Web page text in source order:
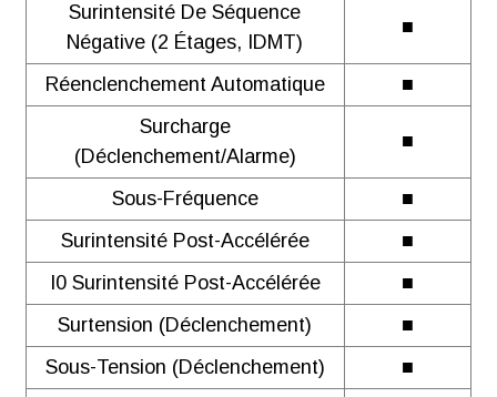
Surintensité De Séquence
Négative (2 Étages, IDMT)
■
Réenclenchement Automatique
■
Surcharge
(déclenchement/alarme)
■
Sous-Fréquence
■
Surintensité Post-Accélérée
■
I0 Surintensité Post-Accélérée
■
Surtension (déclenchement)
■
Sous-Tension (déclenchement)
■
Acrel ADL200
CE-MID
Télécharger